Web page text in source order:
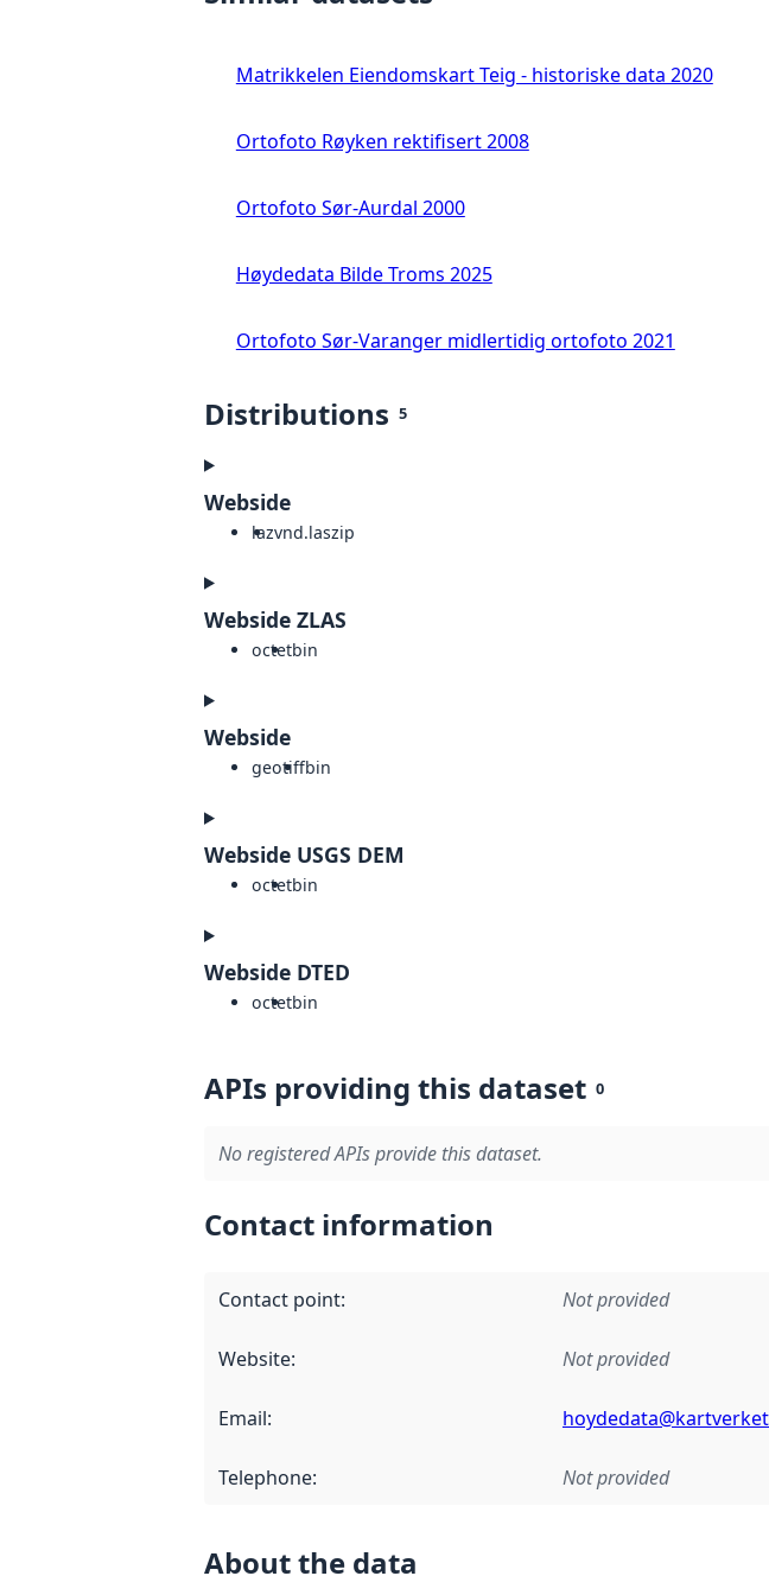
Matrikkelen Eiendomskart Teig - historiske data 2020
Ortofoto Røyken rektifisert 2008
Ortofoto Sør-Aurdal 2000
Høydedata Bilde Troms 2025
Ortofoto Sør-Varanger midlertidig ortofoto 2021
Distributions 5
Webside
lazvnd.laszip
Webside ZLAS
octetbin
Webside
geotiffbin
Webside USGS DEM
octetbin
Webside DTED
octetbin
APIs providing this dataset 0
No registered APIs provide this dataset.
Contact information
Contact point: Not provided
Website: Not provided
Email:
Telephone: Not provided
About the data